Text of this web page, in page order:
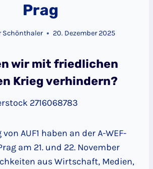
Prag
Schönthaler 20. Dezember 2025
wir mit friedlichen
Krieg verhindern?
2716068783
AUF1 haben an der A-WEF-
am 21. und 22. November
aus Wirtschaft, Medien,